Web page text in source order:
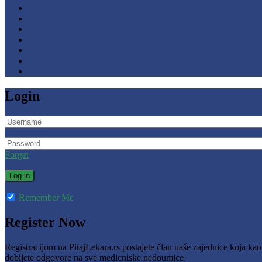
Login
Forget
Remember Me
Register Now
Registracijom na PitajLekara.rs postajete član naše zajednice koja
dobijete odgovore na sve medicniske nedoumice.